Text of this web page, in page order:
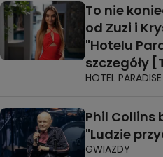
To nie
od Zuzi i
"Hotelu
szczegóły
HOTEL PARADISE
Phil Collins
"Ludzie
GWIAZDY